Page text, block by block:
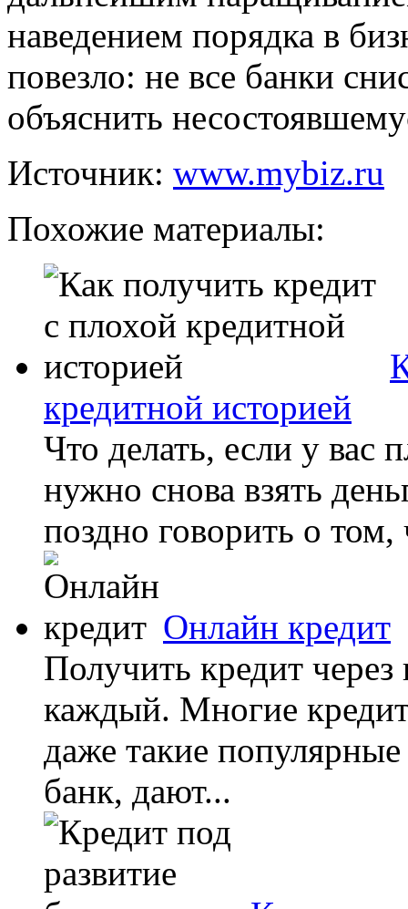
наведением порядка в
повезло: не все банки
объяснить
Источник: www.mybiz.ru
Похожие материалы:
кредитной историей
Что делать, если у вас
нужно снова взять
поздно говорить о
Онлайн кредит
Получить кредит
каждый. Многие
даже такие
банк, дают...